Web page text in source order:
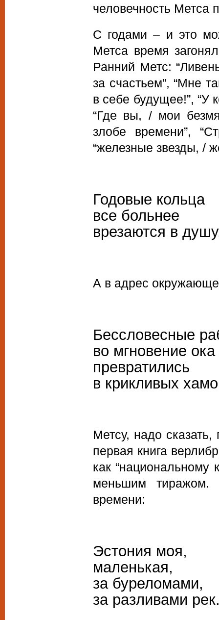
человечность Метса
С годами – и это
Метса время
Ранний Метс:
за счастьем”, “Мне
в себе будущее!”, “У
“Где вы, / мои
злобе времени”,
“железные звезды, /
Годовые кольца
все больнее
врезаются в
А в адрес
Бессловесные
во мгновение ока
превратились
в крикливых
Метсу, надо
первая книга
как “национальному
меньшим
времени:
Эстония моя,
маленькая,
за буреломами,
за разливами